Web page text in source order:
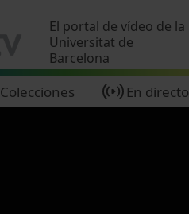
El portal de vídeo de la
Universitat de
Barcelona
Colecciones En directo